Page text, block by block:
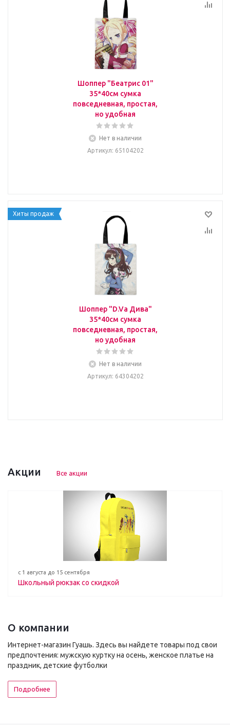
Шоппер "Беатрис 01"
35*40см сумка
повседневная, простая,
но удобная
Нет в наличии
Артикул: 65104202
Хиты продаж
Шоппер "D.Va Дива"
35*40см сумка
повседневная, простая,
но удобная
Нет в наличии
Артикул: 64304202
Акции Все акции
с 1 августа до 15 сентября
Школьный рюкзак со скидкой
О компании
Интернет-магазин Гуашь. Здесь вы найдете товары под свои
предпочтения: мужскую куртку на осень, женское платье на
праздник, детские футболки
Подробнее